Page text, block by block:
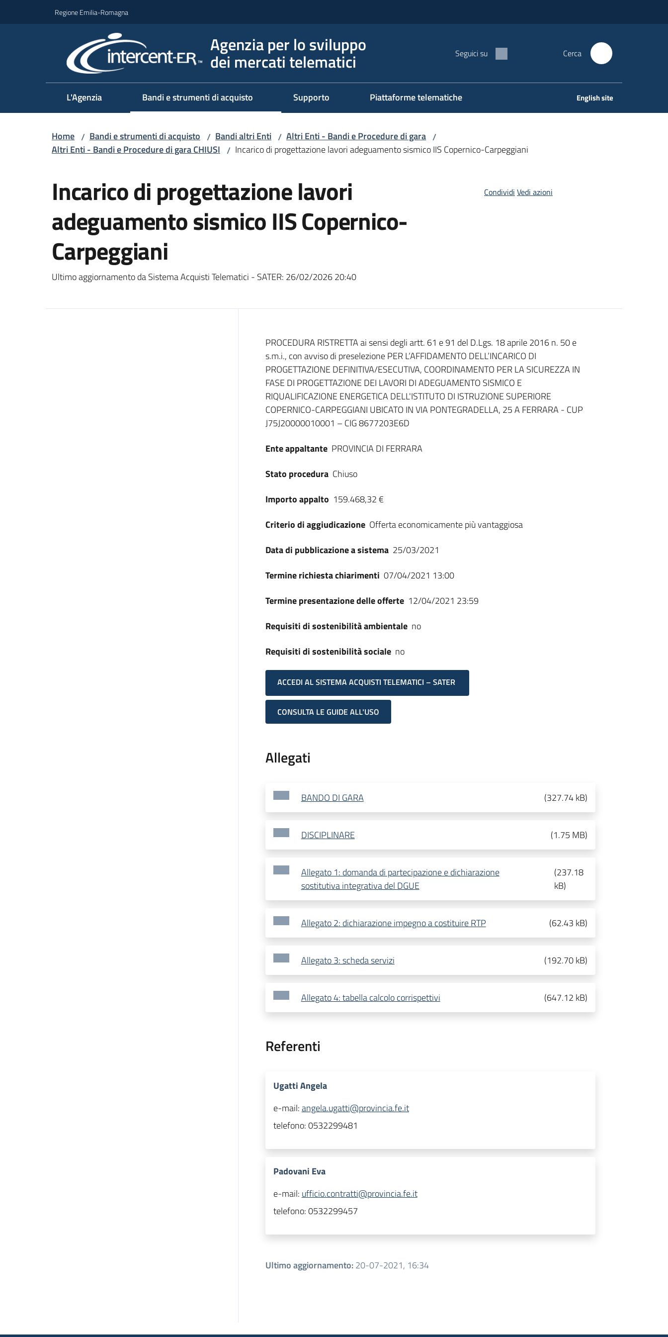
Regione Emilia-Romagna
Agenzia per lo sviluppo
dei mercati telematici Seguici su Cerca
L'Agenzia Bandi e strumenti di acquisto Supporto Piattaforme telematiche English site
Home / Bandi e strumenti di acquisto / Bandi altri Enti / Altri Enti - Bandi e Procedure di gara /
Altri Enti - Bandi e Procedure di gara CHIUSI / Incarico di progettazione lavori adeguamento sismico IIS Copernico-Carpeggiani
Incarico di progettazione lavori
adeguamento sismico IIS Copernico-
Carpeggiani
Ultimo aggiornamento da Sistema Acquisti Telematici - SATER: 26/02/2026 20:40
Condividi Vedi azioni
Dati del bando
PROCEDURA RISTRETTA ai sensi degli artt. 61 e 91 del D.Lgs. 18 aprile 2016 n. 50 e
s.m.i., con avviso di preselezione PER L’AFFIDAMENTO DELL’INCARICO DI
PROGETTAZIONE DEFINITIVA/ESECUTIVA, COORDINAMENTO PER LA SICUREZZA IN
FASE DI PROGETTAZIONE DEI LAVORI DI ADEGUAMENTO SISMICO E
RIQUALIFICAZIONE ENERGETICA DELL'ISTITUTO DI ISTRUZIONE SUPERIORE
COPERNICO-CARPEGGIANI UBICATO IN VIA PONTEGRADELLA, 25 A FERRARA - CUP
J75J20000010001 – CIG 8677203E6D
Ente appaltante PROVINCIA DI FERRARA
Stato procedura Chiuso
Importo appalto 159.468,32 €
Criterio di aggiudicazione Offerta economicamente più vantaggiosa
Data di pubblicazione a sistema 25/03/2021
Termine richiesta chiarimenti 07/04/2021 13:00
Termine presentazione delle offerte 12/04/2021 23:59
Requisiti di sostenibilità ambientale no
Requisiti di sostenibilità sociale no
ACCEDI AL SISTEMA ACQUISTI TELEMATICI – SATER
CONSULTA LE GUIDE ALL'USO
Allegati
BANDO DI GARA (327.74 kB)
DISCIPLINARE (1.75 MB)
Allegato 1: domanda di partecipazione e dichiarazione
sostitutiva integrativa del DGUE
(237.18
kB)
Allegato 2: dichiarazione impegno a costituire RTP (62.43 kB)
Allegato 3: scheda servizi (192.70 kB)
Allegato 4: tabella calcolo corrispettivi (647.12 kB)
Referenti
Ugatti Angela
e-mail:angela.ugatti@provincia.fe.it
telefono:0532299481
Padovani Eva
e-mail: ufficio.contratti@provincia.fe.it
telefono:0532299457
Ultimo aggiornamento:20-07-2021, 16:34